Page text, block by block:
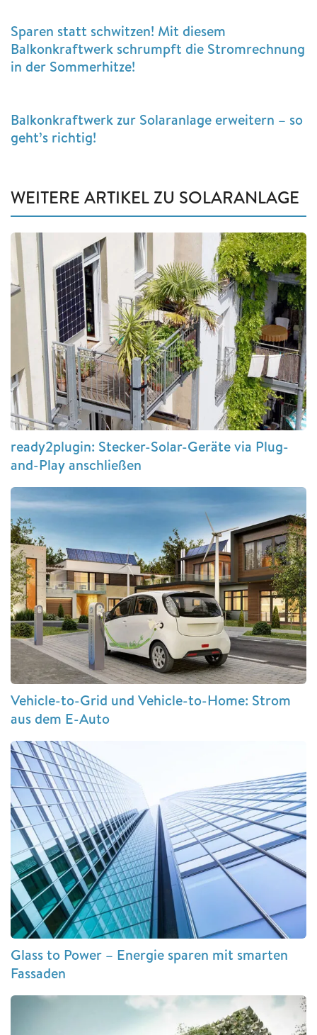
Sparen statt schwitzen! Mit diesem
Balkonkraftwerk schrumpft die Stromrechnung
in der Sommerhitze!
Balkonkraftwerk zur Solaranlage erweitern – so
geht’s richtig!
WEITERE ARTIKEL ZU SOLARANLAGE
ready2plugin: Stecker-Solar-Geräte via Plug-
and-Play anschließen
Vehicle-to-Grid und Vehicle-to-Home: Strom
aus dem E-Auto
Glass to Power – Energie sparen mit smarten
Fassaden